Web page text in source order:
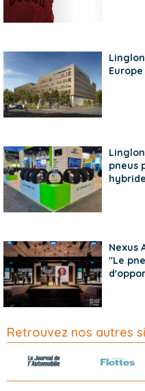
Europe
pneus
Nexus
"Le
Retrouvez nos autres